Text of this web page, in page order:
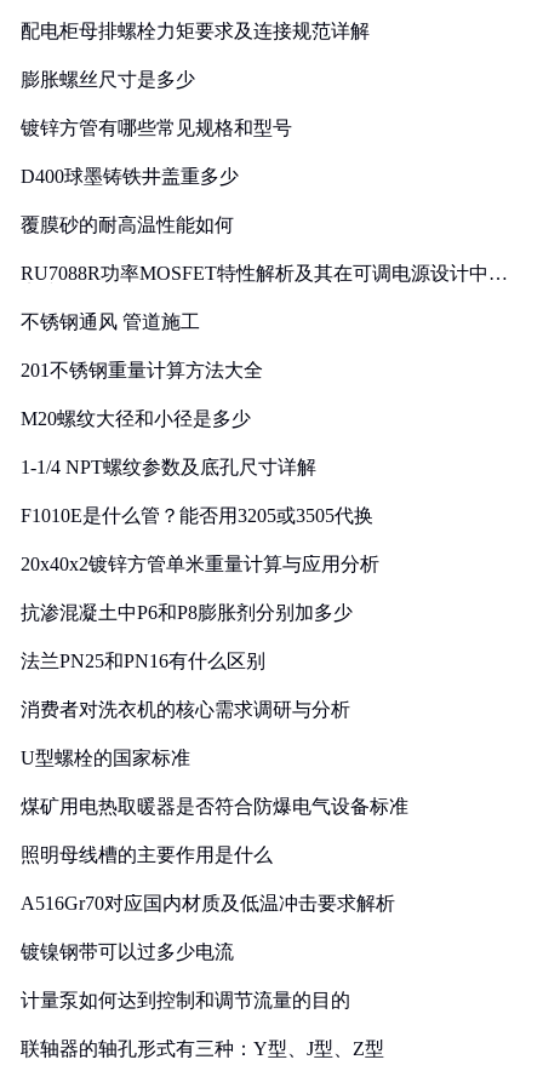
配电柜母排螺栓力矩要求及连接规范详解
膨胀螺丝尺寸是多少
镀锌方管有哪些常见规格和型号
D400球墨铸铁井盖重多少
覆膜砂的耐高温性能如何
RU7088R功率MOSFET特性解析及其在可调电源设计中的
不锈钢通风 管道施工
201不锈钢重量计算方法大全
M20螺纹大径和小径是多少
1-1/4 NPT螺纹参数及底孔尺寸详解
F1010E是什么管？能否用3205或3505代换
20x40x2镀锌方管单米重量计算与应用分析
抗渗混凝土中P6和P8膨胀剂分别加多少
法兰PN25和PN16有什么区别
消费者对洗衣机的核心需求调研与分析
U型螺栓的国家标准
煤矿用电热取暖器是否符合防爆电气设备标准
照明母线槽的主要作用是什么
A516Gr70对应国内材质及低温冲击要求解析
镀镍钢带可以过多少电流
计量泵如何达到控制和调节流量的目的
联轴器的轴孔形式有三种：Y型、J型、Z型